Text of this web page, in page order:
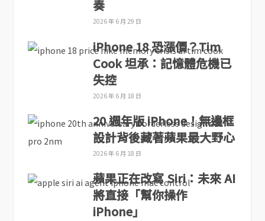
奏
2026 年 6 月 29 日
iPhone 18 恐漲價？Tim
Cook 坦承：記憶體危機已
失控
2026 年 6 月 18 日
20 週年版 iPhone！無邊框
設計背後藏著蘋果最大野心
2026 年 6 月 18 日
蘋果正在改寫 Siri：未來 AI
將直接「幫你操作
iPhone」